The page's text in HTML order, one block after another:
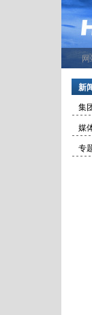
新
集
媒
专